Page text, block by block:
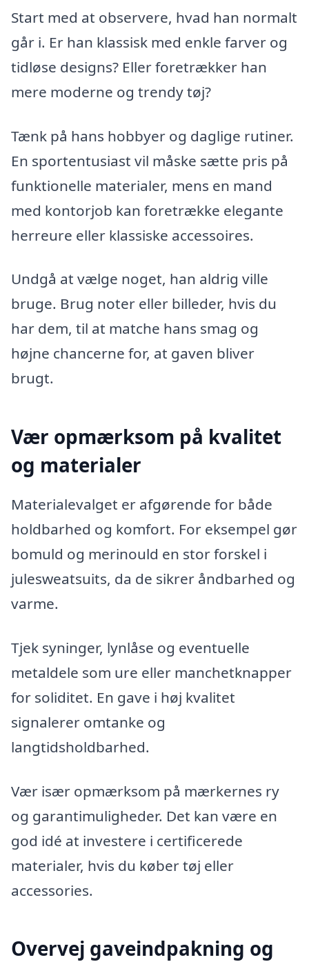
Start med at observere, hvad han normalt
går i. Er han klassisk med enkle farver og
tidløse designs? Eller foretrækker han
mere moderne og trendy tøj?
Tænk på hans hobbyer og daglige rutiner.
En sportentusiast vil måske sætte pris på
funktionelle materialer, mens en mand
med kontorjob kan foretrække elegante
herreure eller klassiske accessoires.
Undgå at vælge noget, han aldrig ville
bruge. Brug noter eller billeder, hvis du
har dem, til at matche hans smag og
højne chancerne for, at gaven bliver
brugt.
Vær opmærksom på kvalitet
og materialer
Materialevalget er afgørende for både
holdbarhed og komfort. For eksempel gør
bomuld og merinould en stor forskel i
julesweatsuits, da de sikrer åndbarhed og
varme.
Tjek syninger, lynlåse og eventuelle
metaldele som ure eller manchetknapper
for soliditet. En gave i høj kvalitet
signalerer omtanke og
langtidsholdbarhed.
Vær især opmærksom på mærkernes ry
og garantimuligheder. Det kan være en
god idé at investere i certificerede
materialer, hvis du køber tøj eller
accessories.
Overvej gaveindpakning og